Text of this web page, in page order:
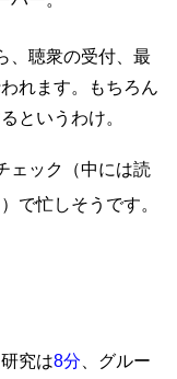
、聴衆の受付、最
れます。もちろん
というわけ。
ェック（中には読
）で忙しそうです。
究は8分 、グルー